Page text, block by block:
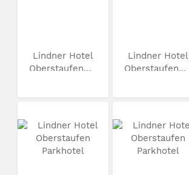
Lindner Hotel
Oberstaufen...
Lindner Hotel
Oberstaufen...